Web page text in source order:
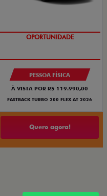
OPORTUNIDADE
PESSOA FÍSICA
À VISTA POR R$ 119.990,00
FASTBACK TURBO 200 FLEX AT 2026
Quero agora!